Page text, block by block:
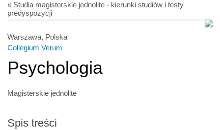
« Studia magisterskie jednolite - kierunki studiów i testy
predyspozycji
Warszawa, Polska
Collegium Verum
Psychologia
Magisterskie jednolite
Spis treści